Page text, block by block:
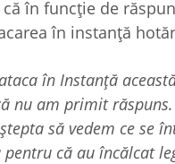
că în funcție de
în instanță
în Instanță
nu am primit
să vedem ce se
că au încălcat